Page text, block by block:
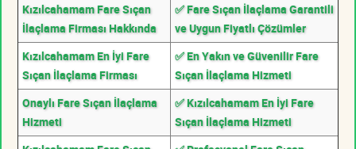
Kızılcahamam Fare Sıçan
İlaçlama Firması Hakkında
✅ Fare Sıçan İlaçlama Garantili
ve Uygun Fiyatlı Çözümler
Kızılcahamam En İyi Fare
Sıçan İlaçlama Firması
✅ En Yakın ve Güvenilir Fare
Sıçan İlaçlama Hizmeti
Onaylı Fare Sıçan İlaçlama
Hizmeti
✅ Kızılcahamam En İyi Fare
Sıçan İlaçlama Hizmeti